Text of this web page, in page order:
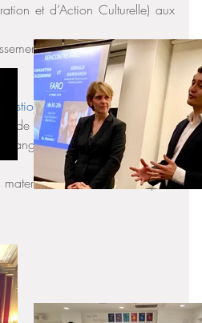
et d’Action Culturelle) aux
scolaires
écrite sur la sécurité des
de vous tenir informés de la
de Munner du Lycée